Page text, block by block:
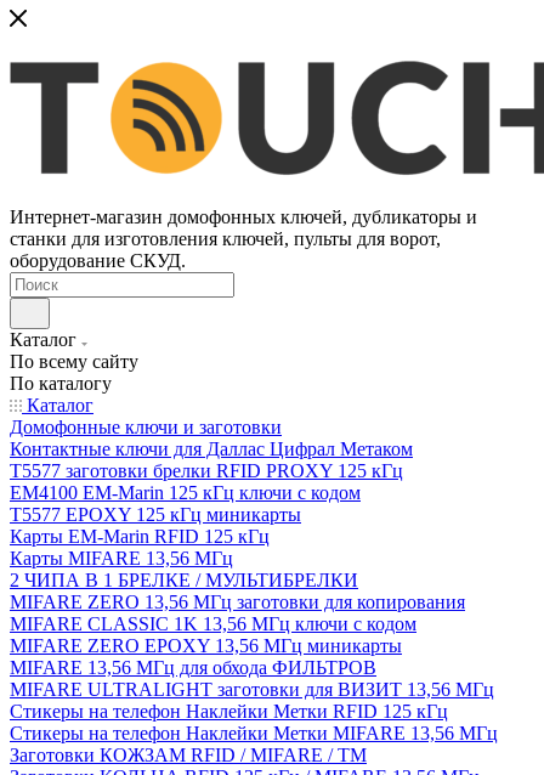
Интернет-магазин домофонных ключей, дубликаторы и
станки для изготовления ключей, пульты для ворот,
оборудование СКУД.
Каталог
По всему сайту
По каталогу
Каталог
Домофонные ключи и заготовки
Контактные ключи для Даллас Цифрал Метаком
T5577 заготовки брелки RFID PROXY 125 кГц
EM4100 EM-Marin 125 кГц ключи с кодом
T5577 EPOXY 125 кГц миникарты
Карты EM-Marin RFID 125 кГц
Карты MIFARE 13,56 МГц
2 ЧИПА В 1 БРЕЛКЕ / МУЛЬТИБРЕЛКИ
MIFARE ZERO 13,56 МГц заготовки для копирования
MIFARE CLASSIC 1K 13,56 МГц ключи с кодом
MIFARE ZERO EPOXY 13,56 МГц миникарты
MIFARE 13,56 МГц для обхода ФИЛЬТРОВ
MIFARE ULTRALIGHT заготовки для ВИЗИТ 13,56 МГц
Стикеры на телефон Наклейки Метки RFID 125 кГц
Стикеры на телефон Наклейки Метки MIFARE 13,56 МГц
Заготовки КОЖЗАМ RFID / MIFARE / TM